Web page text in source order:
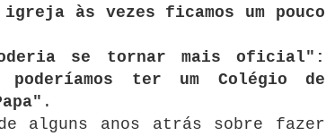
igreja às vezes ficamos um pouco
se tornar mais oficial":
poderíamos ter um Colégio de
.
alguns anos atrás sobre fazer